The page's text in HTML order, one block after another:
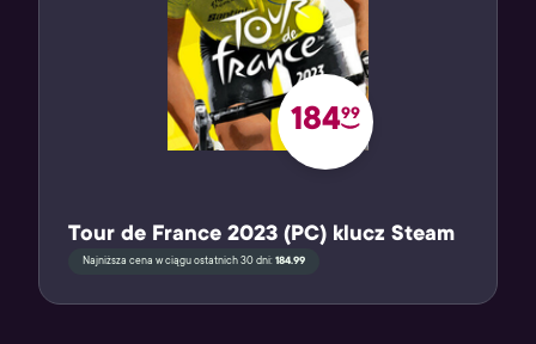
18499
Tour de France 2023 (PC) klucz Steam
Najniższa cena w ciągu ostatnich 30 dni: 184.99